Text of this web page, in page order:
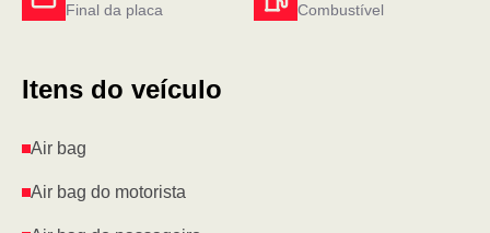
Final da placa Combustível
Itens do veículo
Air bag
Air bag do motorista